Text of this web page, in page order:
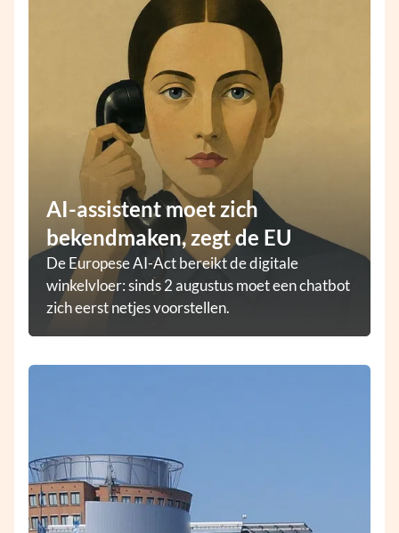
AI-assistent moet zich
bekendmaken, zegt de EU
De Europese AI-Act bereikt de digitale
winkelvloer: sinds 2 augustus moet een chatbot
zich eerst netjes voorstellen.